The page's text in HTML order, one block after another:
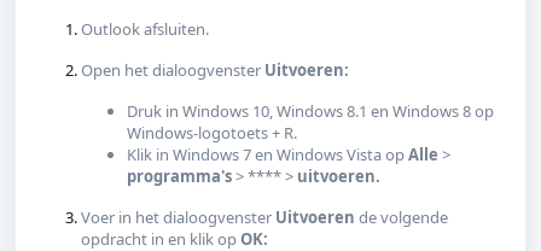
Outlook afsluiten.
Open het dialoogvenster Uitvoeren:
Druk in Windows 10, Windows 8.1 en Windows 8 op
Windows-logotoets + R.
Klik in Windows 7 en Windows Vista opAlle >
programma's> **** > uitvoeren.
Voer in het dialoogvenster Uitvoeren de volgende
opdracht in en klik opOK: